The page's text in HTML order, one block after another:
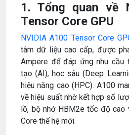
1. Tổng quan về
Tensor Core GPU
NVIDIA A100 Tensor Core
tâm dữ liệu cao cấp, được
Ampere để đáp ứng nhu cầu
tạo (AI), học sâu (Deep
hiệu năng cao (HPC). A100
về hiệu suất nhờ kết hợp số
lồ, bộ nhớ HBM2e tốc độ cao
Core thế hệ mới.